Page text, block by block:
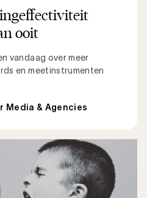
ooit
vandaag over meer
en meetinstrumenten
Media & Agencies